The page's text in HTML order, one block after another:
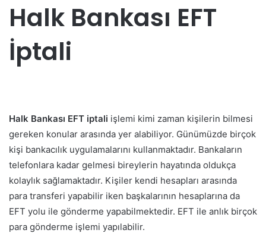
Halk Bankası EFT
İptali
Halk Bankası EFT iptali işlemi kimi zaman kişilerin bilmesi
gereken konular arasında yer alabiliyor. Günümüzde birçok
kişi bankacılık uygulamalarını kullanmaktadır. Bankaların
telefonlara kadar gelmesi bireylerin hayatında oldukça
kolaylık sağlamaktadır. Kişiler kendi hesapları arasında
para transferi yapabilir iken başkalarının hesaplarına da
EFT yolu ile gönderme yapabilmektedir. EFT ile anlık birçok
para gönderme işlemi yapılabilir.